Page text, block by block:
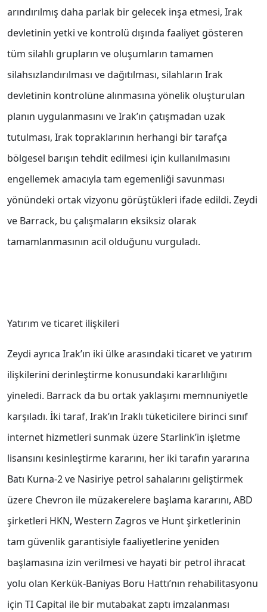
arındırılmış daha parlak bir gelecek inşa etmesi, Irak
devletinin yetki ve kontrolü dışında faaliyet gösteren
tüm silahlı grupların ve oluşumların tamamen
silahsızlandırılması ve dağıtılması, silahların Irak
devletinin kontrolüne alınmasına yönelik oluşturulan
planın uygulanmasını ve Irak’ın çatışmadan uzak
tutulması, Irak topraklarının herhangi bir tarafça
bölgesel barışın tehdit edilmesi için kullanılmasını
engellemek amacıyla tam egemenliği savunması
yönündeki ortak vizyonu görüştükleri ifade edildi. Zeydi
ve Barrack, bu çalışmaların eksiksiz olarak
tamamlanmasının acil olduğunu vurguladı.
Yatırım ve ticaret ilişkileri
Zeydi ayrıca Irak’ın iki ülke arasındaki ticaret ve yatırım
ilişkilerini derinleştirme konusundaki kararlılığını
yineledi. Barrack da bu ortak yaklaşımı memnuniyetle
karşıladı. İki taraf, Irak’ın Iraklı tüketicilere birinci sınıf
internet hizmetleri sunmak üzere Starlink’in işletme
lisansını kesinleştirme kararını, her iki tarafın yararına
Batı Kurna-2 ve Nasiriye petrol sahalarını geliştirmek
üzere Chevron ile müzakerelere başlama kararını, ABD
şirketleri HKN, Western Zagros ve Hunt şirketlerinin
tam güvenlik garantisiyle faaliyetlerine yeniden
başlamasına izin verilmesi ve hayati bir petrol ihracat
yolu olan Kerkük-Baniyas Boru Hattı’nın rehabilitasyonu
için TI Capital ile bir mutabakat zaptı imzalanması